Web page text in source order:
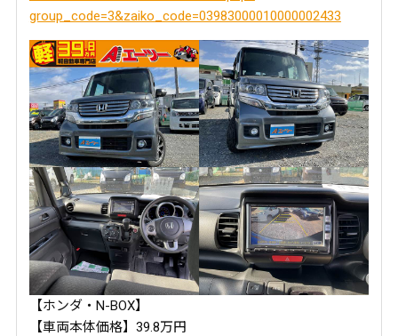
group_code=3&zaiko_code=03983000010000002433
【ホンダ・N-BOX】
【車両本体価格】39.8万円